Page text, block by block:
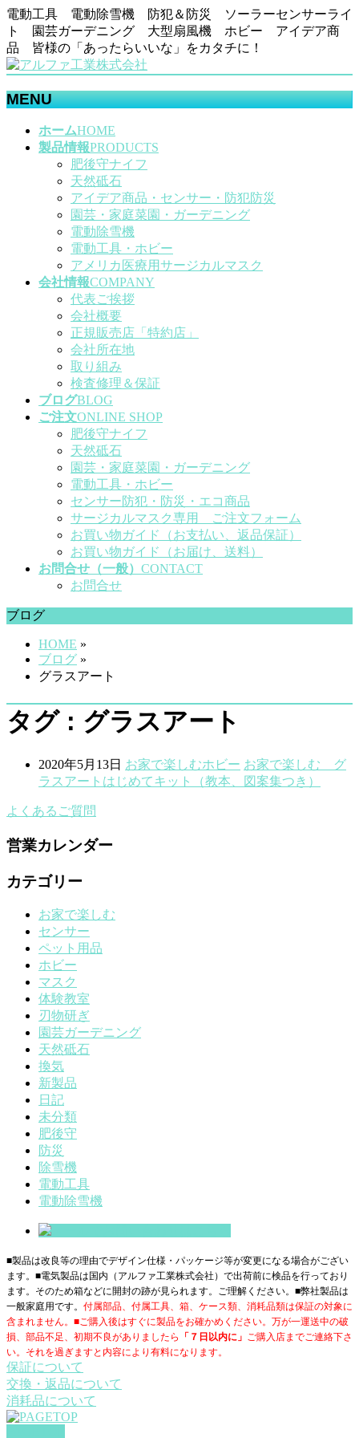
電動工具 電動除雪機 防犯＆防災 ソーラーセンサーライ
ト 園芸ガーデニング 大型扇風機 ホビー アイデア商
品 皆様の「あったらいいな」をカタチに！
MENU
ホームHOME
製品情報PRODUCTS
肥後守ナイフ
天然砥石
アイデア商品・センサー・防犯防災
園芸・家庭菜園・ガーデニング
電動除雪機
電動工具・ホビー
アメリカ医療用サージカルマスク
会社情報COMPANY
代表ご挨拶
会社概要
正規販売店「特約店」
会社所在地
取り組み
検査修理＆保証
ブログBLOG
ご注文ONLINE SHOP
肥後守ナイフ
天然砥石
園芸・家庭菜園・ガーデニング
電動工具・ホビー
センサー防犯・防災・エコ商品
サージカルマスク専用 ご注文フォーム
お買い物ガイド（お支払い、返品保証）
お買い物ガイド（お届け、送料）
お問合せ（一般） CONTACT
お問合せ
ブログ
HOME »
ブログ »
グラスアート
タグ : グラスアート
2020年5月13日 お家で楽しむホビー お家で楽しむ グ
ラスアートはじめてキット（教本、図案集つき）
よくあるご質問
営業カレンダー
カテゴリー
お家で楽しむ
センサー
ペット用品
ホビー
マスク
体験教室
刃物研ぎ
園芸ガーデニング
天然砥石
換気
新製品
日記
未分類
肥後守
防災
除雪機
電動工具
電動除雪機
■製品は改良等の理由でデザイン仕様・パッケージ等が変更になる場合がござい
ます。■電気製品は国内（アルファ工業株式会社）で出荷前に検品を行っており
ます。そのため箱などに開封の跡が見られます。ご理解ください。■弊社製品は
一般家庭用です。 付属部品、付属工具、箱、ケース類、消耗品類は保証の対象に
含まれません。■ご購入後はすぐに製品をお確かめください。万が一運送中の破
損、部品不足、初期不良がありましたら
「７日以内に」 ご購入店までご連絡下さ
い。それを過ぎますと内容により有料になります。
保証について
交換・返品について
消耗品について